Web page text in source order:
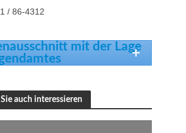
/ 86-4312
mit der Lage
auch interessieren